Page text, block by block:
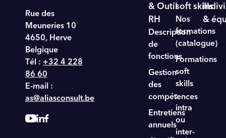
Rue des
Meuneries 10
4650, Herve
Belgique
Tél : +32 4 228
86 60
E-mail :
as@aliasconsult.be
& Outil
RH
Description
de
fonctions
Gestion
des
compétences
Entretiens
annuels
soft skills
Nos
formations
(catalogue)
Formations
soft
skills
:
intra
ou
inter-
&